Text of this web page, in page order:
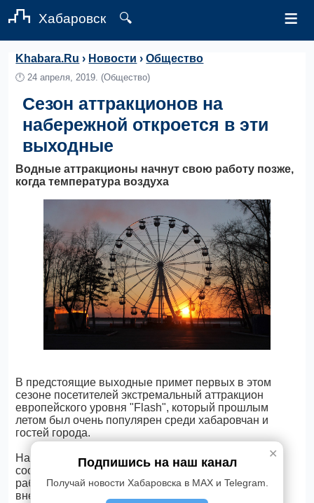
Хабаровск 🔍 ≡
Khabara.Ru › Новости ›Общество
🕛24 апреля, 2019. (Общество)
Сезон аттракционов на
набережной откроется в эти
выходные
Водные аттракционы начнут свою работу позже,
когда температура воздуха
В предстоящие выходные примет первых в этом
сезоне посетителей экстремальный аттракцион
европейского уровня "Flash", который прошлым
летом был очень популярен среди хабаровчан и
гостей города.
Начнут работу и другие развлекательные
сооружения. Водные аттракционы начнут свою
работу позже, когда температура воздуха позволит
внезапно намочиться без вреда здоровью.
✕
Подпишись на наш канал
Получай новости Хабаровска в MAX и Telegram.